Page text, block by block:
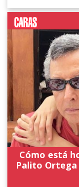
Cómo está
Palito Ortega